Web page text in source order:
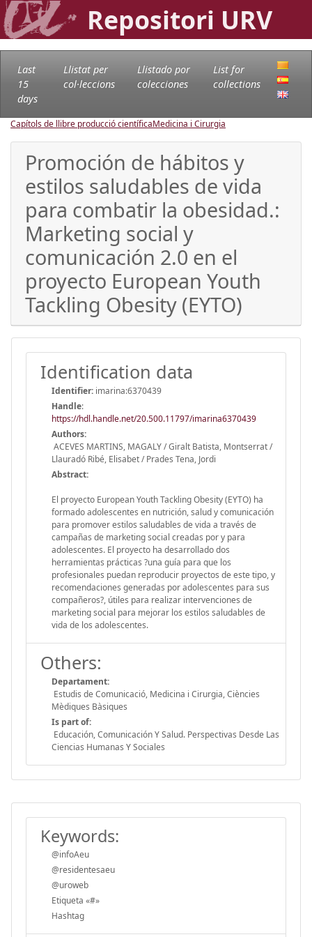
Repositori URV
Last
15
days
Llistat per
col·leccions
Llistado por
colecciones
List for
collections
Capítols de llibre producció científicaMedicina i Cirurgia
Promoción de hábitos y
estilos saludables de vida
para combatir la obesidad.:
Marketing social y
comunicación 2.0 en el
proyecto European Youth
Tackling Obesity (EYTO)
Identification data
Identifier: imarina:6370439
Handle:
https://hdl.handle.net/20.500.11797/imarina6370439
Authors:
ACEVES MARTINS, MAGALY / Giralt Batista, Montserrat /
Llauradó Ribé, Elisabet / Prades Tena, Jordi
Abstract:
El proyecto European Youth Tackling Obesity (EYTO) ha
formado adolescentes en nutrición, salud y comunicación
para promover estilos saludables de vida a través de
campañas de marketing social creadas por y para
adolescentes. El proyecto ha desarrollado dos
herramientas prácticas ?una guía para que los
profesionales puedan reproducir proyectos de este tipo, y
recomendaciones generadas por adolescentes para sus
compañeros?, útiles para realizar intervenciones de
marketing social para mejorar los estilos saludables de
vida de los adolescentes.
Others:
Departament:
Estudis de Comunicació, Medicina i Cirurgia, Ciències
Mèdiques Bàsiques
Is part of:
Educación, Comunicación Y Salud. Perspectivas Desde Las
Ciencias Humanas Y Sociales
Keywords:
@infoAeu
@residentesaeu
@uroweb
Etiqueta «#»
Hashtag